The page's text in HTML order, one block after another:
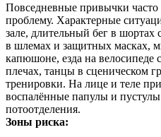
Повседневные привычки часто
проблему. Характерные
зале, длительный бег в
в шлемах и защитных масках,
капюшоне, езда на
плечах, танцы в сценическом
тренировки. На лице и теле
воспалённые папулы и
потоотделения.
Зоны риска: